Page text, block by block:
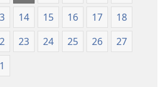
14 15 16 17
18
23 24 25 26
27